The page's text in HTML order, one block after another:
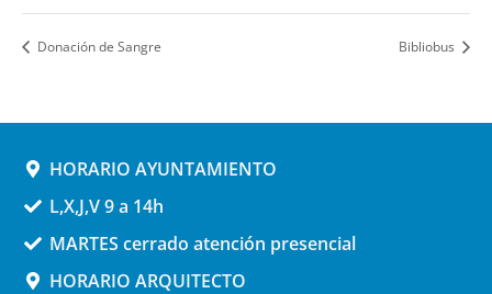
Donación de Sangre Bibliobus
HORARIO AYUNTAMIENTO
L,X,J,V 9 a 14h
MARTES cerrado atención presencial
HORARIO ARQUITECTO